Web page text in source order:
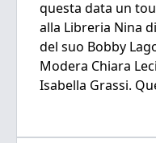
questa data un
alla Libreria Nina
del suo Bobby
Modera Chiara
Isabella Grassi.